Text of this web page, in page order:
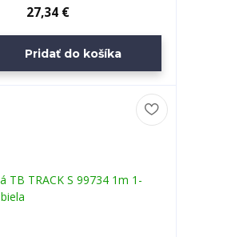
27,34 €
Pridať do košíka